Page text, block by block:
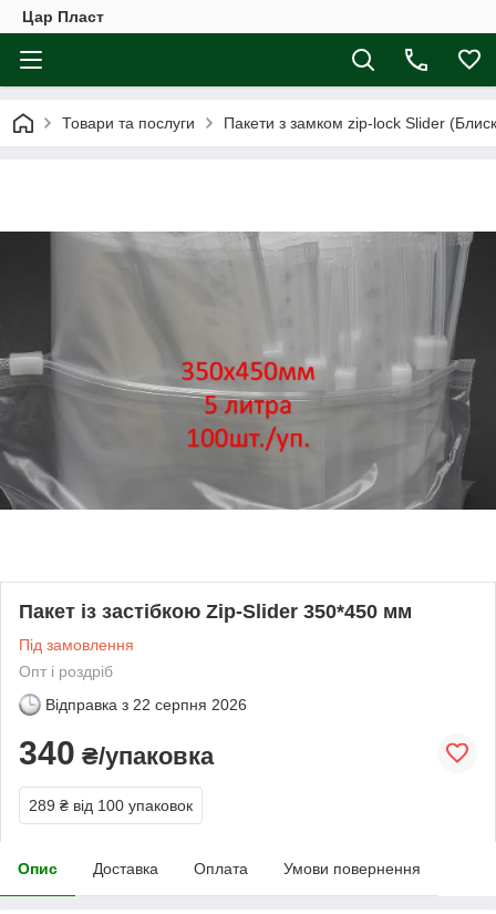
Цар Пласт
Товари та послуги Пакети з замком zip-lock Slider
Пакет із застібкою Zip-Slider 350*450 мм
Під замовлення
Опт і роздріб
Відправка з 22 серпня 2026
340 ₴/упаковка
289 ₴ від 100 упаковок
Опис Доставка Оплата Умови повернення